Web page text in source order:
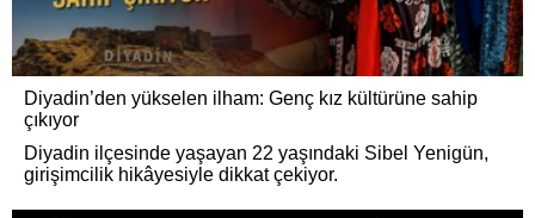
Diyadin’den yükselen ilham: Genç kız kültürüne sahip
çıkıyor
Diyadin ilçesinde yaşayan 22 yaşındaki Sibel Yenigün,
girişimcilik hikâyesiyle dikkat çekiyor.